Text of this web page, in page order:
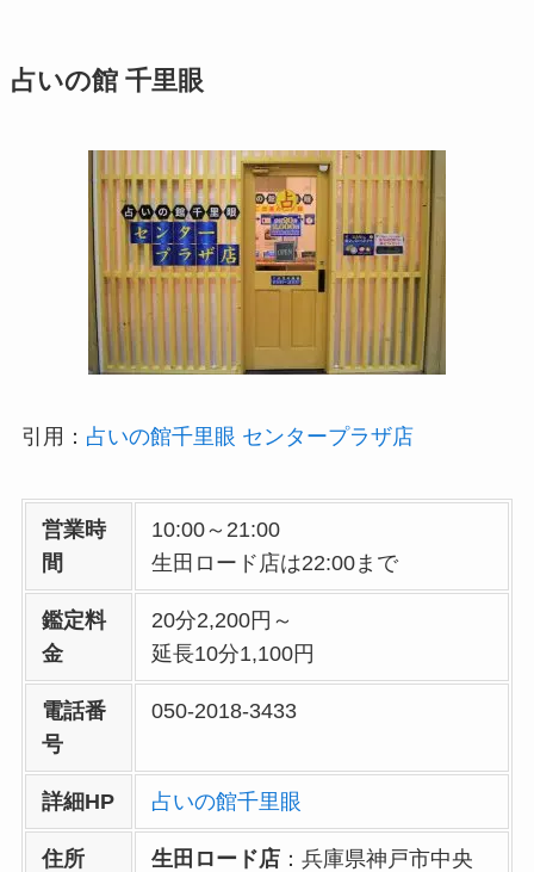
占いの館 千里眼
引用： 占いの館千里眼 センタープラザ店
営業時
間
10:00～21:00
生田ロード店は22:00まで
鑑定料
金
20分2,200円～
延長10分1,100円
電話番
号
050-2018-3433
詳細HP 占いの館千里眼
住所 生田ロード店 ：兵庫県神戸市中央